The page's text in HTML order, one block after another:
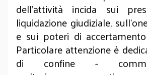
dell’attività incida sui
liquidazione giudiziale,
e sui poteri di
Particolare attenzione è
di confine -